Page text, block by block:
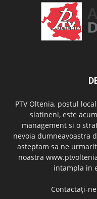
PTV Oltenia, postul
slatineni, este
management si o
nevoia dumneavoastra
asteptam sa ne
noastra
intampla in
Contactați-